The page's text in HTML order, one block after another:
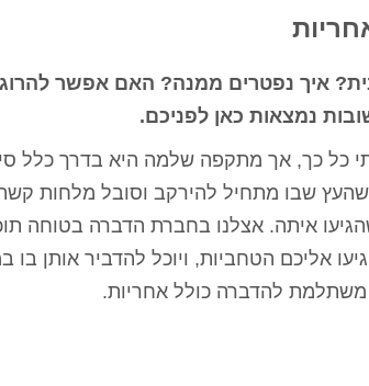
איך נפטרים ממנה? האם אפשר
נמצאות כאן לפניכם.
כל כך, אך מתקפה שלמה היא בדרך כלל
שבו מתחיל להירקב וסובל מלחות
איתה. אצלנו בחברת הדברה בטוחה
אליכם הטחביות, ויוכל להדביר אותן בו
משתלמת להדברה כולל אחריות.